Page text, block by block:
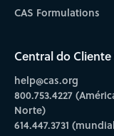
CAS Formulations
Central do Cliente
help@cas.org
800.753.4227
Norte)
614.447.3731